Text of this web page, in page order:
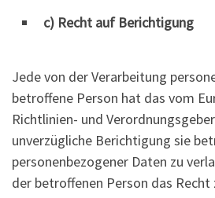
c) Recht auf Berichtigung
Jede von der Verarbeitung
betroffene Person hat das vom
Richtlinien- und
unverzügliche Berichtigung sie
personenbezogener Daten zu
der betroffenen Person das Recht